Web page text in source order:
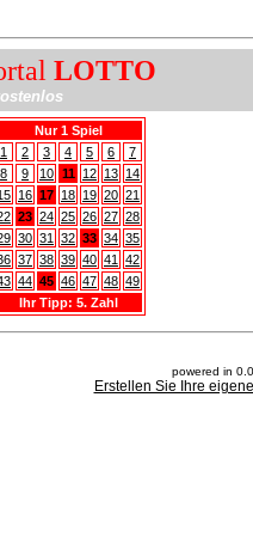
LOTTO
Nur 1 Spiel
1
2 3 4 5 6
7
8
9 10 11 12 13 14
16 17 18 19 20 21
23 24 25 26 27 28
30 31 32 33 34 35
37 38 39 40 41
42
44 45 46 47 48 49
Ihr Tipp: 5. Zahl
powered in
Erstellen Sie Ihre